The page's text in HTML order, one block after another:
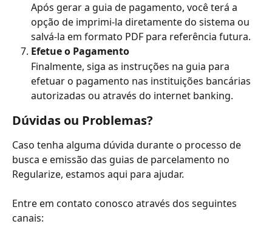
Após gerar a guia de pagamento, você terá a
opção de imprimi-la diretamente do sistema ou
salvá-la em formato PDF para referência futura.
Efetue o Pagamento
Finalmente, siga as instruções na guia para
efetuar o pagamento nas instituições bancárias
autorizadas ou através do internet banking.
Dúvidas ou Problemas?
Caso tenha alguma dúvida durante o processo de
busca e emissão das guias de parcelamento no
Regularize, estamos aqui para ajudar.
Entre em contato conosco através dos seguintes
canais: